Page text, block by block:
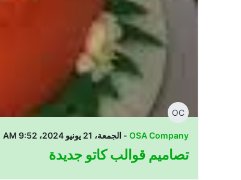
OC
OSA Company - الجمعة، 21 يونيو 2024، 9:52 AM
تصاميم قوالب كاتو جديدة